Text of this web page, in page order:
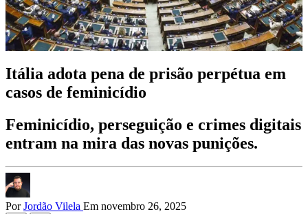
Itália adota pena de prisão perpétua em
casos de feminicídio
Feminicídio, perseguição e crimes digitais
entram na mira das novas punições.
PorJordão Vilela Em novembro 26, 2025